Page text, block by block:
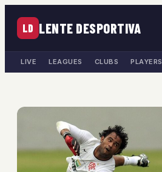
LD LENTE DESPORTIVA
LIVE LEAGUES CLUBS PLAYERS